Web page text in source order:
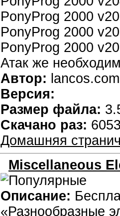
PonyProg 2000
PonyProg 2000
PonyProg 2000
Атак же
Автор: lancos.com
Версия:
Размер файла:
Скачано раз:
Домашняя
Miscellaneous
Описание:
«Разнообразные